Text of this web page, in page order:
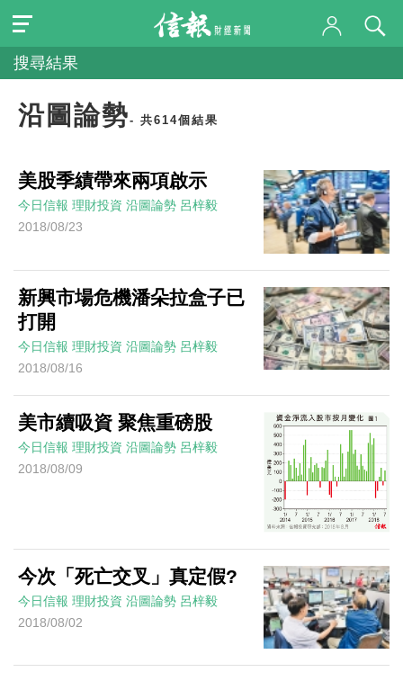
搜尋結果
沿圖論勢- 共614個結果
美股季績帶來兩項啟示
今日信報 理財投資 沿圖論勢 呂梓毅
2018/08/23
新興市場危機潘朵拉盒子已
打開
今日信報 理財投資 沿圖論勢 呂梓毅
2018/08/16
美市續吸資 聚焦重磅股
今日信報 理財投資 沿圖論勢 呂梓毅
2018/08/09
今次「死亡交叉」真定假?
今日信報 理財投資 沿圖論勢 呂梓毅
2018/08/02